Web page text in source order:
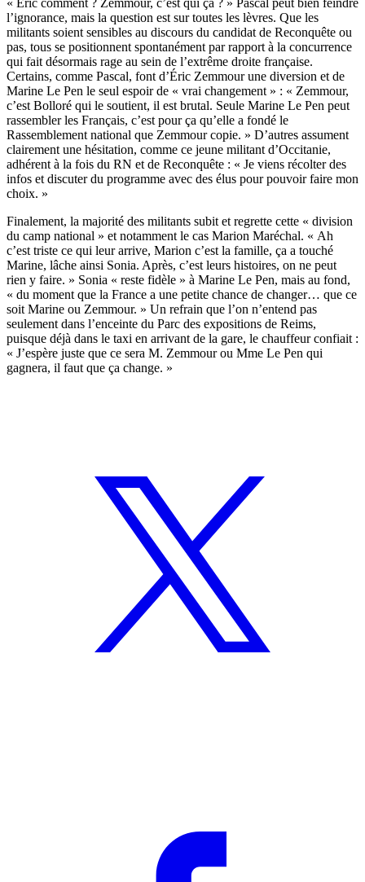
« Éric comment ? Zemmour, c’est qui ça ? » Pascal peut bien feindre
l’ignorance, mais la question est sur toutes les lèvres. Que les
militants soient sensibles au discours du candidat de Reconquête ou
pas, tous se positionnent spontanément par rapport à la concurrence
qui fait désormais rage au sein de l’extrême droite française.
Certains, comme Pascal, font d’Éric Zemmour une diversion et de
Marine Le Pen le seul espoir de « vrai changement » : « Zemmour,
c’est Bolloré qui le soutient, il est brutal. Seule Marine Le Pen peut
rassembler les Français, c’est pour ça qu’elle a fondé le
Rassemblement national que Zemmour copie. » D’autres assument
clairement une hésitation, comme ce jeune militant d’Occitanie,
adhérent à la fois du RN et de Reconquête : « Je viens récolter des
infos et discuter du programme avec des élus pour pouvoir faire mon
choix. »
Finalement, la majorité des militants subit et regrette cette « division
du camp national » et notamment le cas Marion Maréchal. « Ah
c’est triste ce qui leur arrive, Marion c’est la famille, ça a touché
Marine, lâche ainsi Sonia. Après, c’est leurs histoires, on ne peut
rien y faire. » Sonia « reste fidèle » à Marine Le Pen, mais au fond,
« du moment que la France a une petite chance de changer… que ce
soit Marine ou Zemmour. » Un refrain que l’on n’entend pas
seulement dans l’enceinte du Parc des expositions de Reims,
puisque déjà dans le taxi en arrivant de la gare, le chauffeur confiait :
« J’espère juste que ce sera M. Zemmour ou Mme Le Pen qui
gagnera, il faut que ça change. »